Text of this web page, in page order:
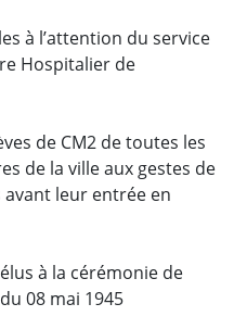
à l’attention du service
Hospitalier de
de CM2 de toutes les
de la ville aux gestes de
leur entrée en
à la cérémonie de
08 mai 1945